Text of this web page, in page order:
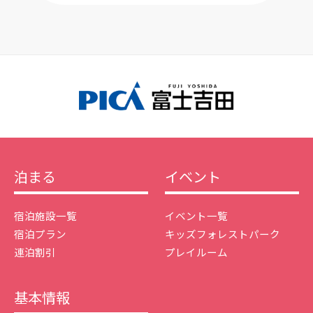
泊まる
宿泊施設一覧
宿泊プラン
連泊割引
イベント
イベント一覧
キッズフォレストパーク
プレイルーム
基本情報